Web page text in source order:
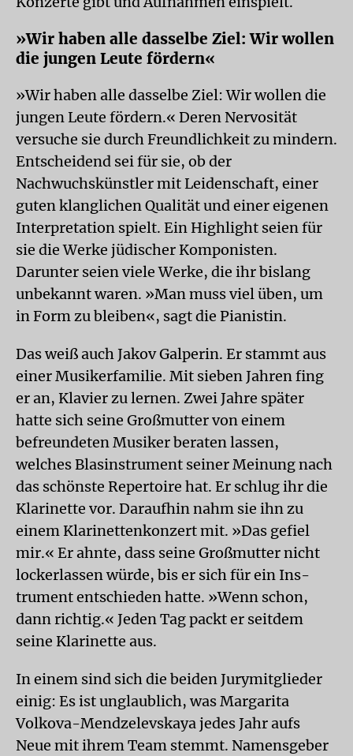
»Wir haben alle dasselbe Ziel: Wir wollen
die jungen Leute fördern«
»Wir haben alle dasselbe Ziel: Wir wollen die
jungen Leute fördern.« Deren Nervosität
versuche sie durch Freundlichkeit zu mindern.
Entscheidend sei für sie, ob der
Nachwuchskünstler mit Leidenschaft, einer
guten klanglichen Qualität und einer eigenen
Interpretation spielt. Ein Highlight seien für
sie die Werke jüdischer Komponisten.
Darunter seien viele Werke, die ihr bislang
unbekannt waren. »Man muss viel üben, um
in Form zu bleiben«, sagt die Pianistin.
Das weiß auch Jakov Galperin. Er stammt aus
einer Musikerfamilie. Mit sieben Jahren fing
er an, Klavier zu lernen. Zwei Jahre später
hatte sich seine Großmutter von einem
befreundeten Musiker beraten lassen,
welches Blasinstrument seiner Meinung nach
das schönste Repertoire hat. Er schlug ihr die
Klarinette vor. Daraufhin nahm sie ihn zu
einem Klarinettenkonzert mit. »Das gefiel
mir.« Er ahnte, dass seine Großmutter nicht
lockerlassen würde, bis er sich für ein Ins­
trument entschieden hatte. »Wenn schon,
dann richtig.« Jeden Tag packt er seitdem
seine Klarinette aus.
In einem sind sich die beiden Jurymitglieder
einig: Es ist unglaublich, was Margarita
Volkova-Mendzelevskaya jedes Jahr aufs
Neue mit ihrem Team stemmt. Namensgeber